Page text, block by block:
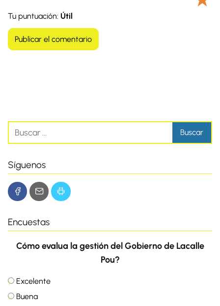
Tu puntuación: Útil
Síguenos
Encuestas
Cómo evalua la gestión del Gobierno de Lacalle
Pou?
Excelente
Buena